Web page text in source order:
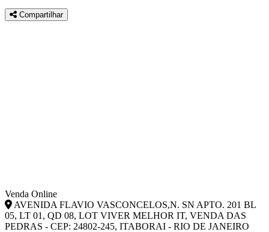
Compartilhar
Venda Online
AVENIDA FLAVIO VASCONCELOS,N. SN APTO. 201 BL
05, LT 01, QD 08, LOT VIVER MELHOR IT, VENDA DAS
PEDRAS - CEP: 24802-245, ITABORAI - RIO DE JANEIRO